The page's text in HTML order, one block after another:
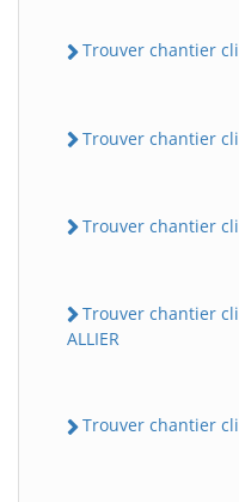
Trouver chantier
Trouver chantier
Trouver chantier
Trouver chantier
ALLIER
Trouver chantier